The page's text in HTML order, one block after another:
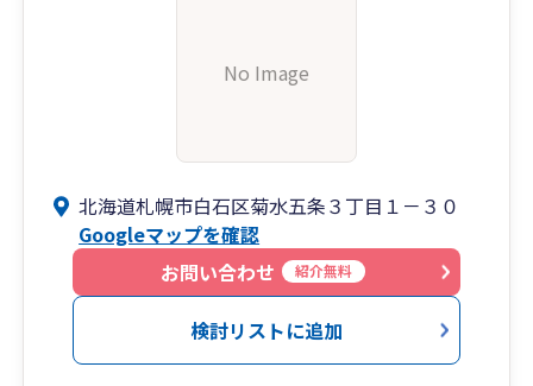
No Image
北海道札幌市白石区菊水五条３丁目１－３０
Googleマップを確認
お問い合わせ
紹介無料
検討リストに追加